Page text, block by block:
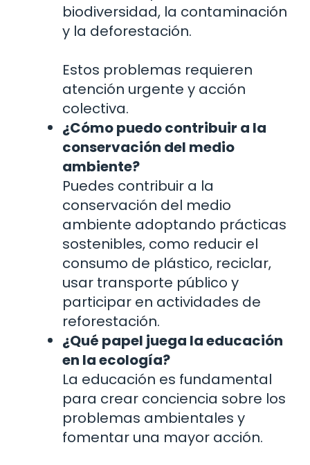
biodiversidad, la contaminación
y la deforestación.
Estos problemas requieren
atención urgente y acción
colectiva.
¿Cómo puedo contribuir a la
conservación del medio
ambiente?
Puedes contribuir a la
conservación del medio
ambiente adoptando prácticas
sostenibles, como reducir el
consumo de plástico, reciclar,
usar transporte público y
participar en actividades de
reforestación.
¿Qué papel juega la educación
en la ecología?
La educación es fundamental
para crear conciencia sobre los
problemas ambientales y
fomentar una mayor acción.